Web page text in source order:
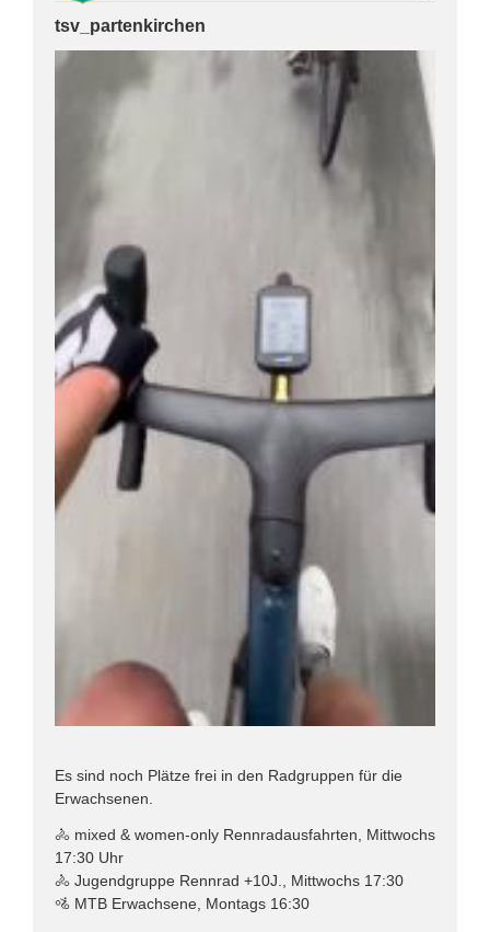
tsv_partenkirchen
Es sind noch Plätze frei in den Radgruppen für die
Erwachsenen.
🚴 mixed & women-only Rennradausfahrten, Mittwochs
17:30 Uhr
🚴 Jugendgruppe Rennrad +10J., Mittwochs 17:30
🚵 MTB Erwachsene, Montags 16:30